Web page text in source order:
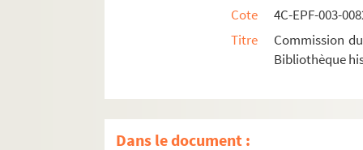
Cote
4C-EPF-003-
Titre
Commission
Bibliothèque
Dans le document :
Dossier n° 61
4C-EPF-003-1215. Lansiaux, Charles